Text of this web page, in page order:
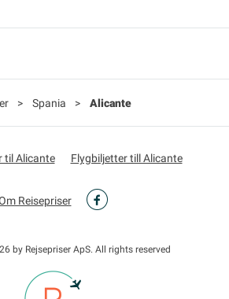
> Spania > Alicante
til Alicante Flygbiljetter till Alicante
Reisepriser
by Rejsepriser ApS. All rights reserved